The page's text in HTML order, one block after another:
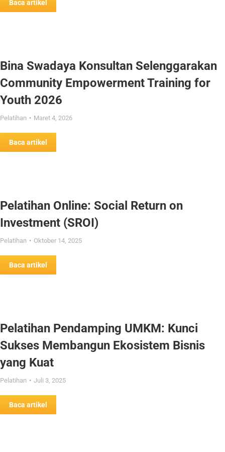
Baca artikel
Bina Swadaya Konsultan Selenggarakan
Community Empowerment Training for
Youth 2026
Pelatihan Maret 4, 2026
Baca artikel
Pelatihan Online: Social Return on
Investment (SROI)
Pelatihan Oktober 14, 2025
Baca artikel
Pelatihan Pendamping UMKM: Kunci
Sukses Membangun Ekosistem Bisnis
yang Kuat
Pelatihan Juli 3, 2025
Baca artikel